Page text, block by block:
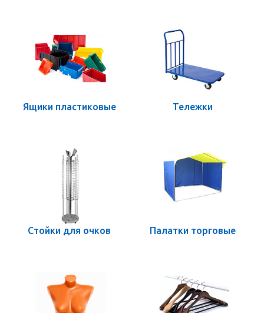
Ящики пластиковые Тележки
Стойки для очков Палатки торговые